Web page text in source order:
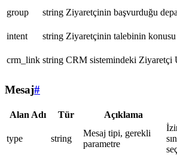
group
string Ziyaretçinin başvurduğu
intent
string Ziyaretçinin talebinin konusu
crm_link string CRM sistemindeki Ziyaretçi
Mesaj#
Alan Adı Tür Açıklama
type string
Mesaj tipi, gerekli
parametre